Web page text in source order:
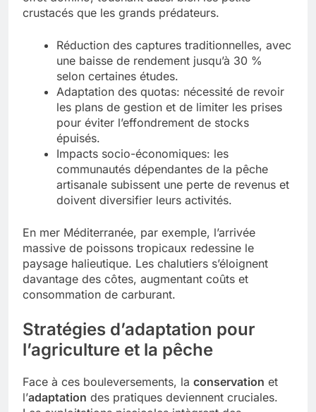
crustacés que les grands prédateurs.
Réduction des captures traditionnelles, avec
une baisse de rendement jusqu’à 30 %
selon certaines études.
Adaptation des quotas: nécessité de revoir
les plans de gestion et de limiter les prises
pour éviter l’effondrement de stocks
épuisés.
Impacts socio-économiques: les
communautés dépendantes de la pêche
artisanale subissent une perte de revenus et
doivent diversifier leurs activités.
En mer Méditerranée, par exemple, l’arrivée
massive de poissons tropicaux redessine le
paysage halieutique. Les chalutiers s’éloignent
davantage des côtes, augmentant coûts et
consommation de carburant.
Stratégies d’adaptation pour
l’agriculture et la pêche
Face à ces bouleversements, la conservation et
l’adaptation des pratiques deviennent cruciales.